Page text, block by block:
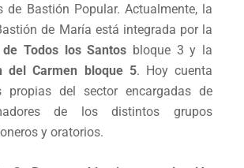
de Bastión Popular. Actualmente, la
de María está integrada por la
Todos los Santos bloque 3 y la
del Carmen bloque 5. Hoy cuenta
propias del sector encargadas de
de los distintos grupos
y oratorios.